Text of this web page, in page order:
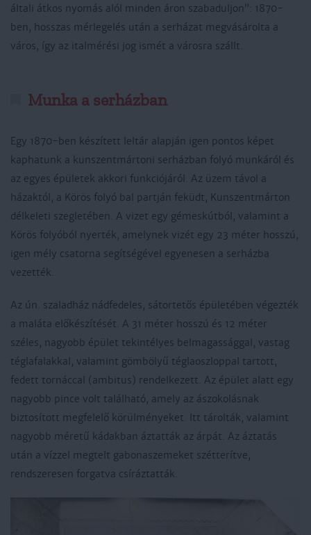
általi átkos nyomás alól minden áron szabaduljon”: 1870-
ben, hosszas mérlegelés után a serházat megvásárolta a
város, így az italmérési jog ismét a városra szállt.
Munka a serházban
Egy 1870-ben készített leltár alapján igen pontos képet
kaphatunk a kunszentmártoni serházban folyó munkáról és
az egyes épületek akkori funkciójáról. Az üzem távol a
házaktól, a Körös folyó bal partján feküdt, Kunszentmárton
délkeleti szegletében. A vizet egy gémeskútból, valamint a
Körös folyóból nyerték, amelynek vizét egy 23 méter hosszú,
igen mély csatorna segítségével egyenesen a serházba
vezették.
Az ún. szaladház nádfedeles, sátortetős épületében végezték
a maláta előkészítését. A 31 méter hosszú és 12 méter
széles, nagyobb épület tekintélyes belmagassággal, vastag
téglafalakkal, valamint gömbölyű téglaoszloppal tartott,
fedett tornáccal (ambitus) rendelkezett. Az épület alatt egy
nagyobb pince volt található, amely az ászokolásnak
biztosított megfelelő körülményeket. Itt tárolták, valamint
nagyobb méretű kádakban áztatták az árpát. Az áztatás
után a vízzel megtelt gabonaszemeket szétterítve,
rendszeresen forgatva csíráztatták.